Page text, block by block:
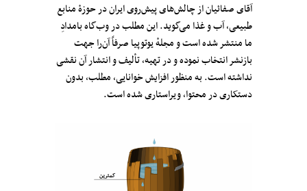
آقای صفائیان از چالش‌های پیش‌روی ایران در حوزهٔ منابع
طبیعی، آب و غذا می‌گوید. این مطلب در وب‌گاه بامدادِ
ما منتشر شده است و مجلهٔ یوتوپیا صرفاً آن‌را جهت
بازنشر انتخاب نموده و در تهیه، تألیف و انتشار آن نقشی
نداشته است. به منظور افزایش خوانایی، مطلب، بدون
دستکاری در محتوا، ویراستاری شده است.